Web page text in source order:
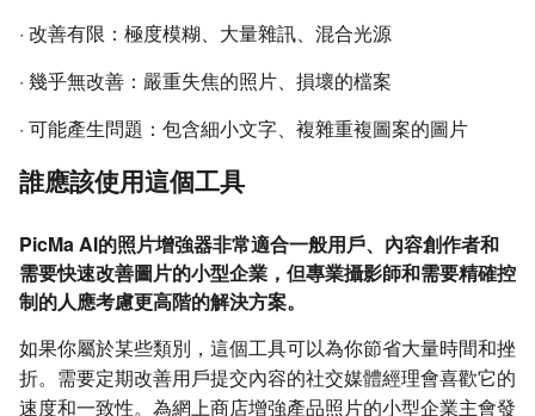
· 改善有限：極度模糊、大量雜訊、混合光源
· 幾乎無改善：嚴重失焦的照片、損壞的檔案
· 可能產生問題：包含細小文字、複雜重複圖案的圖片
誰應該使用這個工具
PicMa AI的照片增強器非常適合一般用戶、內容創作者和
需要快速改善圖片的小型企業，但專業攝影師和需要精確控
制的人應考慮更高階的解決方案。
如果你屬於某些類別，這個工具可以為你節省大量時間和挫
折。需要定期改善用戶提交內容的社交媒體經理會喜歡它的
速度和一致性。為網上商店增強產品照片的小型企業主會發